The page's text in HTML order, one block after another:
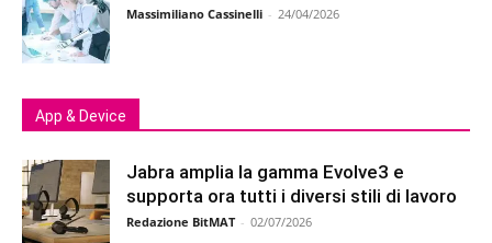
Massimiliano Cassinelli - 24/04/2026
App & Device
Jabra amplia la gamma Evolve3 e
supporta ora tutti i diversi stili di lavoro
Redazione BitMAT - 02/07/2026